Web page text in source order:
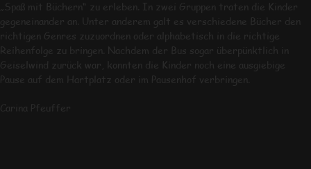
„Spaß mit Büchern“ zu erleben. In zwei Gruppen traten die Kinder
gegeneinander an. Unter anderem galt es verschiedene Bücher den
richtigen Genres zuzuordnen oder alphabetisch in die richtige
Reihenfolge zu bringen. Nachdem der Bus sogar überpünktlich in
Geiselwind zurück war, konnten die Kinder noch eine ausgiebige
Pause auf dem Hartplatz oder im Pausenhof verbringen.
Carina Pfeuffer